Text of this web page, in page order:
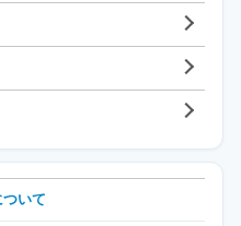
いて